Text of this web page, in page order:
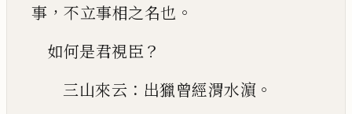
事 ， 不立事相之名也 。
如何是君視臣？
三山來云 ： 出獵曾經渭水濵 。